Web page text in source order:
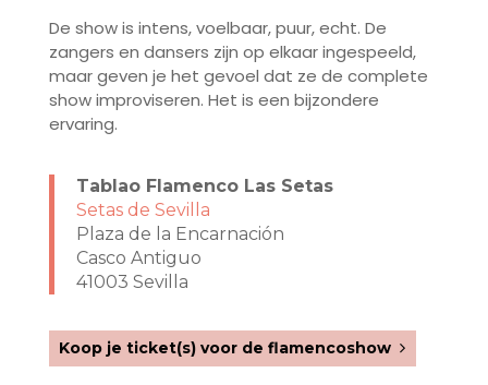
De show is intens, voelbaar, puur, echt. De
zangers en dansers zijn op elkaar ingespeeld,
maar geven je het gevoel dat ze de complete
show improviseren. Het is een bijzondere
ervaring.
Tablao Flamenco Las Setas
Setas de Sevilla
Plaza de la Encarnación
Casco Antiguo
41003 Sevilla
Koop je ticket(s) voor de flamencoshow